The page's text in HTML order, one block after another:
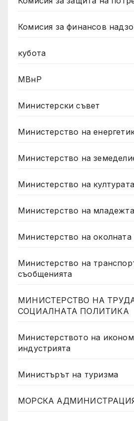
Комисия за финансов
кубота
МВнР
Министерски съвет
Министерство на
Министерство на
Министерство на културата
Министерство на
Министерство на
Министерство на
съобщенията
МИНИСТЕРСТВО НА
СОЦИАЛНАТА ПОЛИТИКА
Министерството на
индустрията
Министърът на туризма
МОРСКА